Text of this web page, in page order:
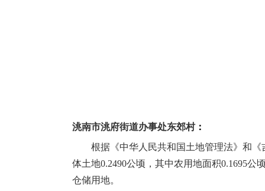
洮南市洮府街道办事处东郊村：
根据《中华人民共和国土地管理法》和
体土地0.2490公顷，其中农用地面积0.1695公
仓储用地。